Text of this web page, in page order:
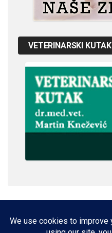
VETERINARSKI KUTAK